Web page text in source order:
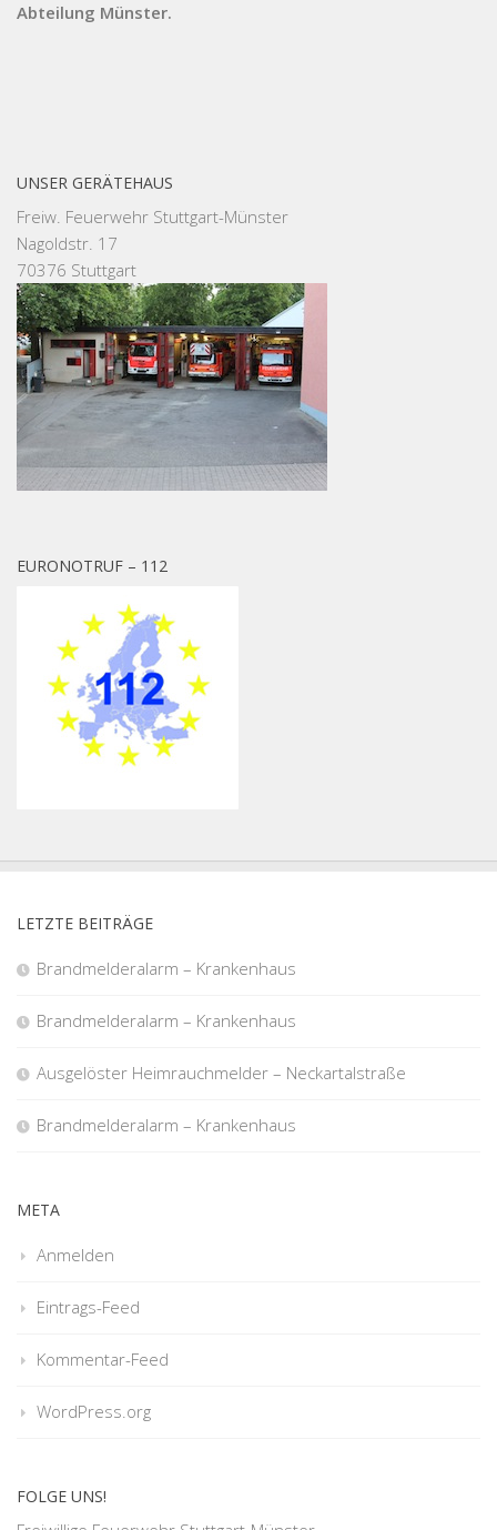
Abteilung Münster.
UNSER GERÄTEHAUS
Freiw. Feuerwehr Stuttgart-Münster
Nagoldstr. 17
70376 Stuttgart
EURONOTRUF – 112
LETZTE BEITRÄGE
Brandmelderalarm – Krankenhaus
Brandmelderalarm – Krankenhaus
Ausgelöster Heimrauchmelder – Neckartalstraße
Brandmelderalarm – Krankenhaus
META
Anmelden
Eintrags-Feed
Kommentar-Feed
WordPress.org
FOLGE UNS!